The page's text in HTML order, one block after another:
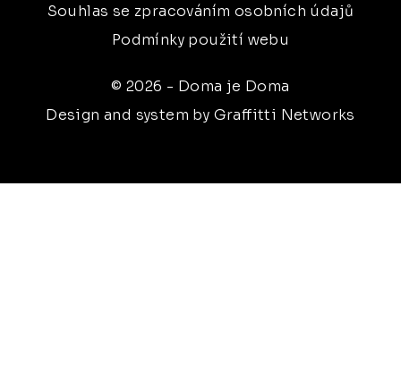
Souhlas se zpracováním osobních údajů
Podmínky použití webu
© 2026 - Doma je Doma
Design and system by Graffitti Networks